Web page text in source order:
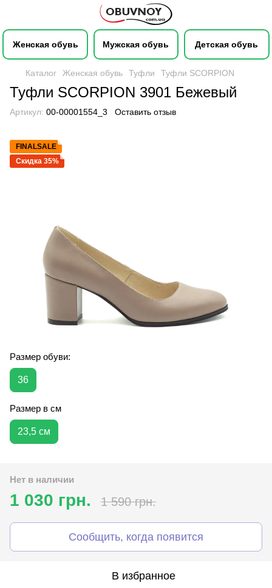
Женская обувь Мужская обувь Детская обувь
Каталог Женская обувь Туфли Туфли SCORPION
Туфли SCORPION 3901 Бежевый
Артикул: 00-00001554_3 Оставить отзыв
FINALSALE
Скидка 35%
Размер обуви:
36
Размер в см
23,5 см
Нет в наличии
1 030 грн. 1 590 грн.
Сообщить, когда появится
В избранное